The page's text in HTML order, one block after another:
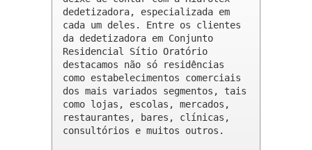
dedetizadora, especializada em
cada um deles. Entre os clientes
da dedetizadora em Conjunto
Residencial Sítio Oratório
destacamos não só residências
como estabelecimentos comerciais
dos mais variados segmentos, tais
como lojas, escolas, mercados,
restaurantes, bares, clínicas,
consultórios e muitos outros.